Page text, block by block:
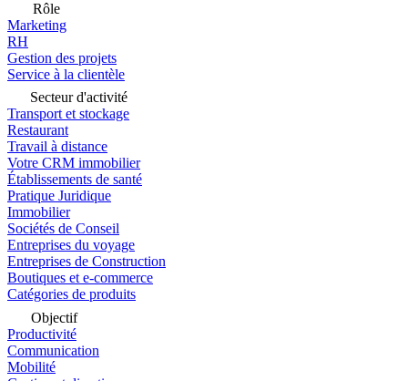
Rôle
Marketing
RH
Gestion des projets
Service à la clientèle
Secteur d'activité
Transport et stockage
Restaurant
Travail à distance
Votre CRM immobilier
Établissements de santé
Pratique Juridique
Immobilier
Sociétés de Conseil
Entreprises du voyage
Entreprises de Construction
Boutiques et e-commerce
Catégories de produits
Objectif
Productivité
Communication
Mobilité